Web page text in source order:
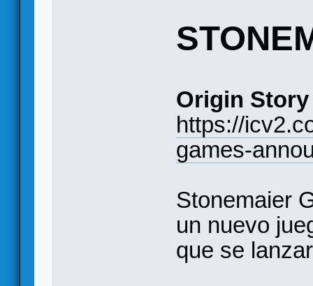
Origin Story
https://
games-
Stonemaier
un nuevo
que se